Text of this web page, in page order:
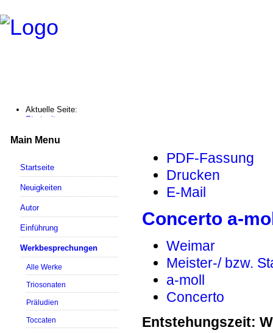
Aktuelle Seite:
Startseite
Concerto a-moll / BWV 593
Main Menu
Startseite
Neuigkeiten
Autor
Einführung
Werkbesprechungen
Alle Werke
Triosonaten
Präludien
Toccaten
PDF-Fassung
Drucken
E-Mail
Concerto a-
Weimar
Meister-/ bzw.
a-moll
Concerto
Entstehungszeit: